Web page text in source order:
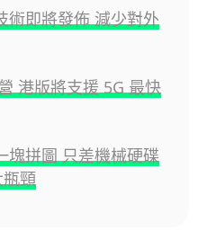
術即將發佈 減少對外
港版將支援 5G 最快
塊拼圖 只差機械硬碟
頸